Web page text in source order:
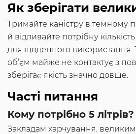
Як зберігати
Тримайте каністру в темному
й відливайте потрібну
для щоденного використання.
об’єм майже не контактує з
зберігає якість значно довше.
Часті питання
Кому потрібно 5 літрів?
Закладам харчування,